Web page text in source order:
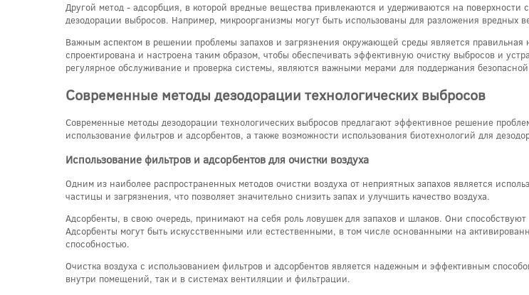
Другой метод - адсорбция, в которой вредные вещества привлекаются и удерживаются на поверхности
дезодорации выбросов. Например, микроорганизмы могут быть использованы для разложения вредных
Важным аспектом в решении проблемы запахов и загрязнения окружающей среды является
спроектирована и настроена таким образом, чтобы обеспечивать эффективную очистку выбросов и
регулярное обслуживание и проверка системы, являются важными мерами для поддержания
Современные методы дезодорации технологических выбросов
Современные методы дезодорации технологических выбросов предлагают эффективное решение
использование фильтров и адсорбентов, а также возможности использования биотехнологий для
Использование фильтров и адсорбентов для очистки воздуха
Одним из наиболее распространенных методов очистки воздуха от неприятных запахов является
частицы и загрязнения, что позволяет значительно снизить запах и улучшить качество воздуха.
Адсорбенты, в свою очередь, принимают на себя роль ловушек для запахов и шлаков. Они
Адсорбенты могут быть искусственными или естественными, в том числе основанными на
способностью.
Очистка воздуха с использованием фильтров и адсорбентов является надежным и эффективным
внутри помещений, так и в системах вентиляции и фильтрации.